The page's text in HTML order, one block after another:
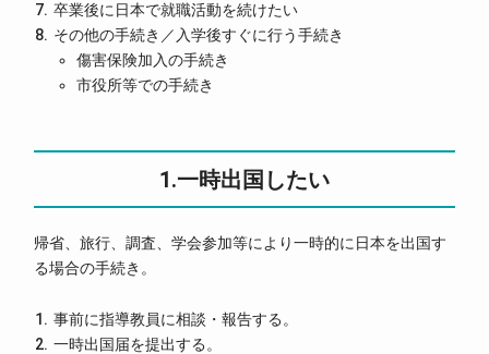
卒業後に日本で就職活動を続けたい
その他の手続き／入学後すぐに行う手続き
傷害保険加入の手続き
市役所等での手続き
1.一時出国したい
帰省、旅行、調査、学会参加等により一時的に日本を出国す
る場合の手続き。
事前に指導教員に相談・報告する。
一時出国届を提出する。